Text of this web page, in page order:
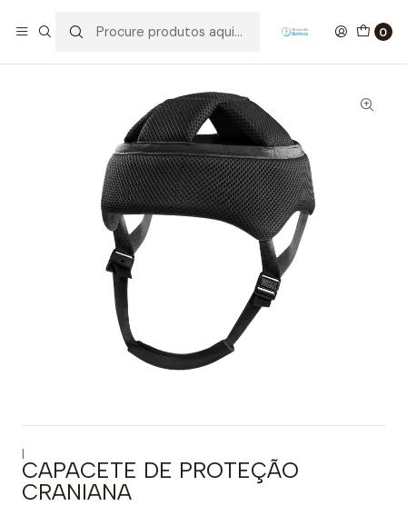
0
CAPACETE DE PROTEÇÃO CRANIANA
|
CAPACETE DE PROTEÇÃO
CRANIANA